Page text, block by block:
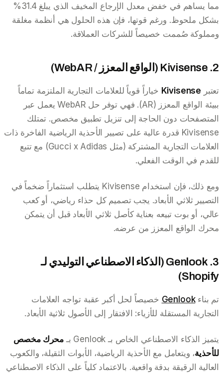
مما يساهم في خفض معدل الإرجاع المخيف الذي يبلغ 31.4%
بشكل ملحوظ. ورغم قوتها، فإن هذه الحلول هي أنظمة مغلقة
ومملوكة صُممت خصيصاً للشركات العملاقة.
2. Kivisense (الواقع المعزز / WebAR)
تعتبر Kivisense خياراً قوياً للعلامات التجارية الملتزمة تماماً
ببيئة الواقع المعزز (AR). فهي توفر حل WebAR يعمل عبر
المتصفحات دون الحاجة إلى تنزيل تطبيق مخصص. تمتلك
Kivisense قدرة عالية على تصيير الأحذية الرياضية الفاخرة ذات
العلامات التجارية المشتركة (مثل Gucci x Adidas) مع تتبع
للقدم في الوقت الفعلي.
ومع ذلك، فإن استخدام Kivisense يتطلب استثماراً ضخماً في
التصيير ثلاثي الأبعاد. يجب تصميم كل حذاء رياضي، أو كعب
عالي، أو بوت تبيعه بعناية كأصل ثلاثي الأبعاد قبل أن يتمكن
محرك الواقع المعزز من عرضه.
3. Genlook (الذكاء الاصطناعي التوليدي لـ
Shopify)
تم بناءGenlook خصيصاً لحل أكبر عقبة تواجه العلامات
التجارية المستقلة للأزياء: الافتقار إلى الأصول ثلاثية الأبعاد.
يتميز الذكاء الاصطناعي الخاص بـ Genlook بـ
محرك مخصص
للأحذية، ويتعامل مع الأحذية الرياضية، الأبوات الثقيلة، والكعوب
العالية الرقيقة بدقة واقعية. بالاعتماد كلياً على الذكاء الاصطناعي